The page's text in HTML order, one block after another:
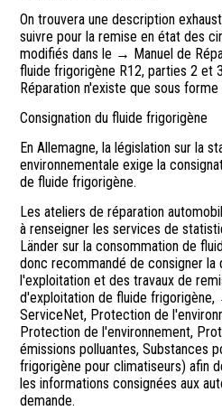
On trouvera une description
suivre pour la remise en état des
modifiés dans le → Manuel de
fluide frigorigène R12, parties 2 et
Réparation n'existe que sous
Consignation du fluide frigorigène
En Allemagne, la législation sur la
environnementale exige la
de fluide frigorigène.
Les ateliers de réparation
à renseigner les services de
Länder sur la consommation de
donc recommandé de consigner la
l'exploitation et des travaux de
d'exploitation de fluide
ServiceNet, Protection de
Protection de l'environnement,
émissions polluantes, Substances
frigorigène pour climatiseurs) afin
les informations consignées aux
demande.